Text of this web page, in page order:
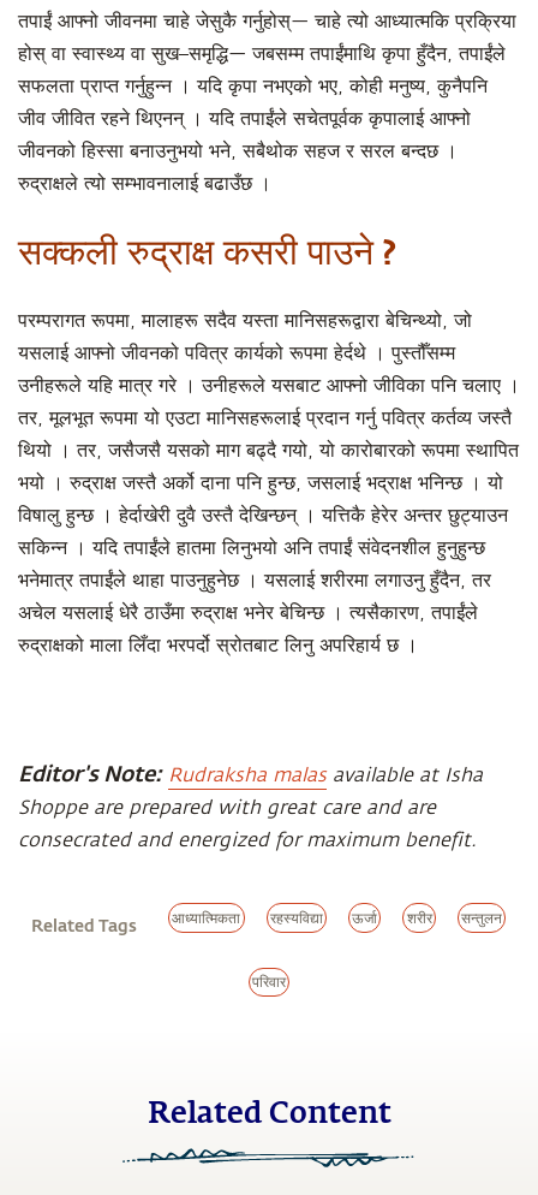
तपाईं आफ्नो जीवनमा चाहे जेसुकै गर्नुहोस्— चाहे त्यो आध्यात्मकि प्रक्रिया
होस् वा स्वास्थ्य वा सुख–समृद्धि— जबसम्म तपाईंमाथि कृपा हुँदैन, तपाईंले
सफलता प्राप्त गर्नुहुन्न । यदि कृपा नभएको भए, कोही मनुष्य, कुनैपनि
जीव जीवित रहने थिएनन् । यदि तपाईंले सचेतपूर्वक कृपालाई आफ्नो
जीवनको हिस्सा बनाउनुभयो भने, सबैथोक सहज र सरल बन्दछ ।
रुद्राक्षले त्यो सम्भावनालाई बढाउँछ ।
सक्कली रुद्राक्ष कसरी पाउने ?
परम्परागत रूपमा, मालाहरू सदैव यस्ता मानिसहरूद्वारा बेचिन्थ्यो, जो
यसलाई आफ्नो जीवनको पवित्र कार्यको रूपमा हेर्दथे । पुस्तौँसम्म
उनीहरूले यहि मात्र गरे । उनीहरूले यसबाट आफ्नो जीविका पनि चलाए ।
तर, मूलभूत रूपमा यो एउटा मानिसहरूलाई प्रदान गर्नु पवित्र कर्तव्य जस्तै
थियो । तर, जसैजसै यसको माग बढ्दै गयो, यो कारोबारको रूपमा स्थापित
भयो । रुद्राक्ष जस्तै अर्को दाना पनि हुन्छ, जसलाई भद्राक्ष भनिन्छ । यो
विषालु हुन्छ । हेर्दाखेरी दुवै उस्तै देखिन्छन् । यत्तिकै हेरेर अन्तर छुट्याउन
सकिन्न । यदि तपाईंले हातमा लिनुभयो अनि तपाईं संवेदनशील हुनुहुन्छ
भनेमात्र तपाईंले थाहा पाउनुहुनेछ । यसलाई शरीरमा लगाउनु हुँदैन, तर
अचेल यसलाई धेरै ठाउँमा रुद्राक्ष भनेर बेचिन्छ । त्यसैकारण, तपाईंले
रुद्राक्षको माला लिँदा भरपर्दो स्रोतबाट लिनु अपरिहार्य छ ।
Editor's Note: Rudraksha malasavailable at Isha
Shoppe are prepared with great care and are
consecrated and energized for maximum benefit.
Related Tags आध्यात्मिकता रहस्यविद्या ऊर्जा शरीर सन्तुलन
परिवार
Related Content